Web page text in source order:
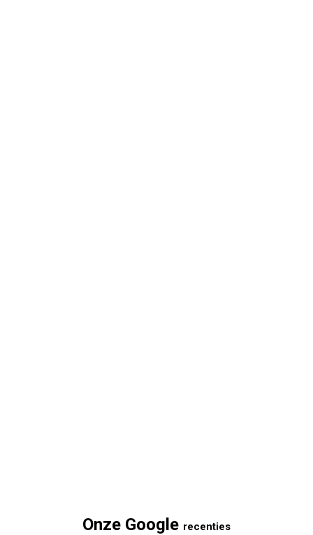
Onze Google recenties